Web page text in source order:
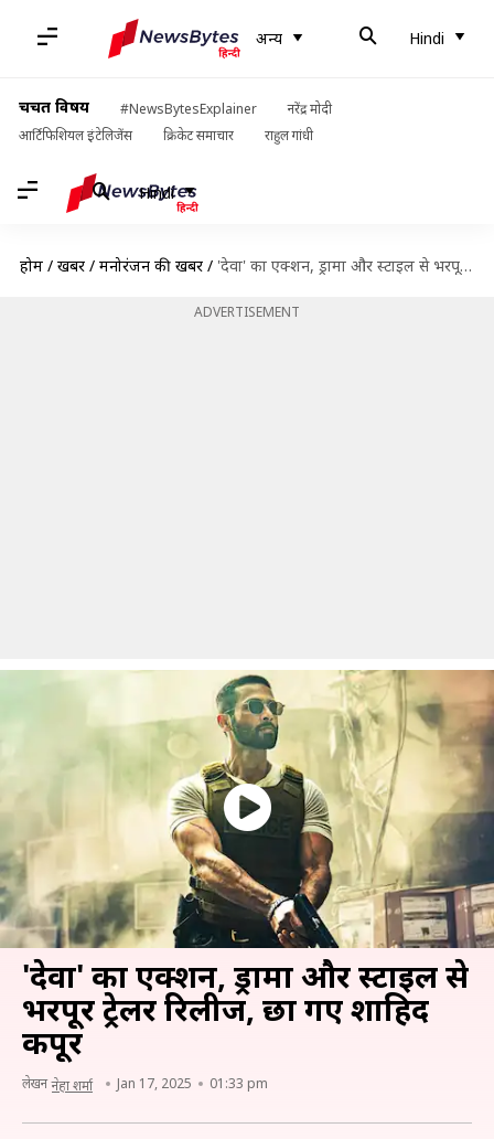
अन्य Hindi
चर्चित विषय #NewsBytesExplainer
नरेंद्र मोदी
आर्टिफिशियल इंटेलिजेंस
क्रिकेट समाचार राहुल गांधी
Hindi
होम / खबरें / मनोरंजन की खबरें / 'देवा' का एक्शन, ड्रामा और स्टाइल से भरपूर ट्रेलर रिलीज, छा गए शाहिद कपूर
ADVERTISEMENT
'देवा' का एक्शन, ड्रामा और स्टाइल से
भरपूर ट्रेलर रिलीज, छा गए शाहिद
कपूर
लेखन नेहा शर्मा Jan 17, 2025 01:33 pm